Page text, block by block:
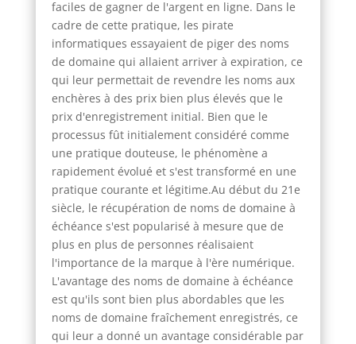
faciles de gagner de l'argent en ligne. Dans le
cadre de cette pratique, les pirate
informatiques essayaient de piger des noms
de domaine qui allaient arriver à expiration, ce
qui leur permettait de revendre les noms aux
enchères à des prix bien plus élevés que le
prix d'enregistrement initial. Bien que le
processus fût initialement considéré comme
une pratique douteuse, le phénomène a
rapidement évolué et s'est transformé en une
pratique courante et légitime.Au début du 21e
siècle, le récupération de noms de domaine à
échéance s'est popularisé à mesure que de
plus en plus de personnes réalisaient
l'importance de la marque à l'ère numérique.
L'avantage des noms de domaine à échéance
est qu'ils sont bien plus abordables que les
noms de domaine fraîchement enregistrés, ce
qui leur a donné un avantage considérable par